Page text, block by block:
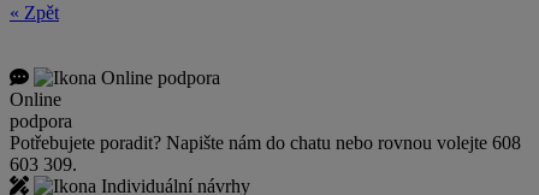
« Zpět
Online
podpora
Potřebujete poradit? Napište nám do chatu nebo rovnou volejte 608
603 309.